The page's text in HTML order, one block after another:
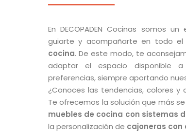
En DECOPADEN Cocinas somos
guiarte y acompañarte en todo
cocina. De este modo, te
adaptar el espacio disponible
preferencias, siempre aportando
¿Conoces las tendencias, colores y
Te ofrecemos la solución que más
muebles de cocina con sistemas
la personalización de cajoneras con